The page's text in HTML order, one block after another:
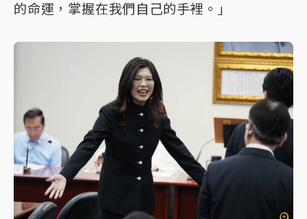
的命運，掌握在我們自己的手裡。」